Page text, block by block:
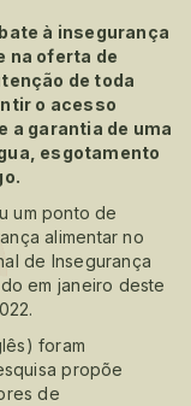
à insegurança
na oferta de
de toda
o acesso
a garantia de uma
esgotamento
um ponto de
alimentar no
de Insegurança
em janeiro deste
foram
propõe
de